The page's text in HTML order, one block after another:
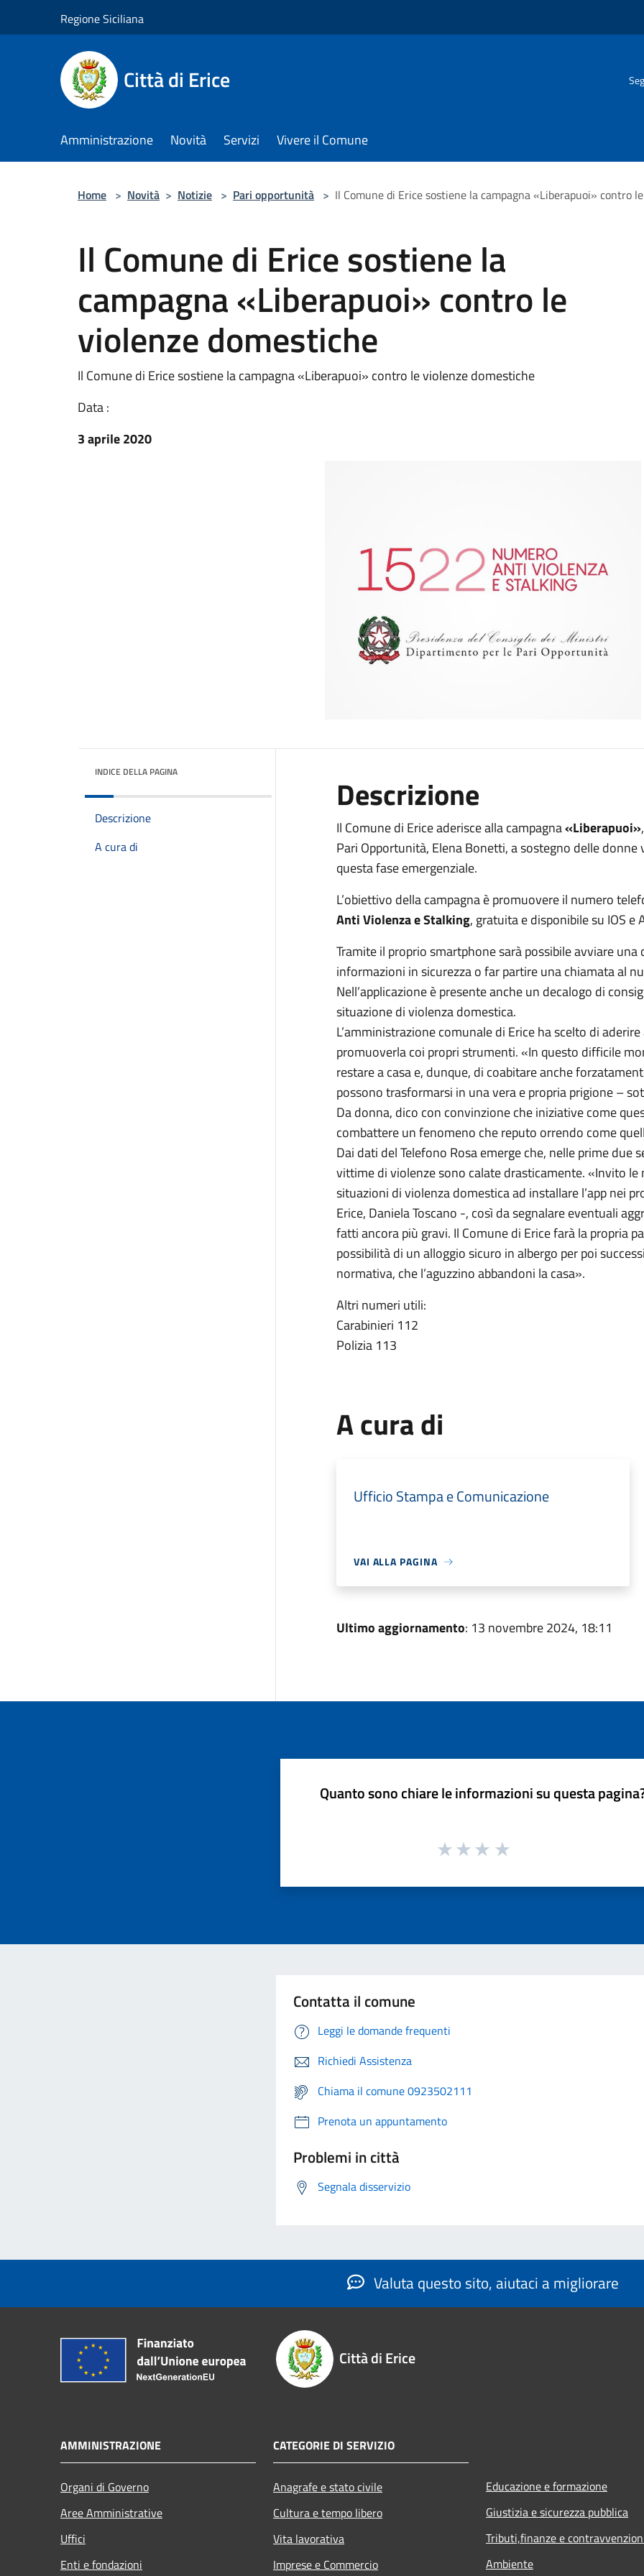
Regione Siciliana
Città di Erice
Amministrazione Novità Servizi Vivere il Comune
Home > Novità > Notizie > Pari opportunità > Il Comune di Erice sostiene la campagna «Liberapuoi» contro
Il Comune di Erice sostiene la
campagna «Liberapuoi» contro le
violenze domestiche
Il Comune di Erice sostiene la campagna «Liberapuoi» contro le violenze domestiche
Data :
3 aprile 2020
INDICE DELLA PAGINA
Descrizione
A cura di
Descrizione
Il Comune di Erice aderisce alla campagna«Liberapuoi»
Pari Opportunità, Elena Bonetti, a sostegno delle
questa fase emergenziale.
L’obiettivo della campagna è promuovere il numero
Anti Violenza e Stalking, gratuita e disponibile su IOS e
Tramite il proprio smartphone sarà possibile avviare
informazioni in sicurezza o far partire una chiamata al
Nell’applicazione è presente anche un decalogo di
situazione di violenza domestica.
L’amministrazione comunale di Erice ha scelto di
promuoverla coi propri strumenti. «In questo difficile
restare a casa e, dunque, di coabitare anche
possono trasformarsi in una vera e propria prigione –
Da donna, dico con convinzione che iniziative come
combattere un fenomeno che reputo orrendo come
Dai dati del Telefono Rosa emerge che, nelle prime
vittime di violenze sono calate drasticamente. «Invito
situazioni di violenza domestica ad installare l’app nei
Erice, Daniela Toscano -, così da segnalare eventuali
fatti ancora più gravi. Il Comune di Erice farà la propria
possibilità di un alloggio sicuro in albergo per poi
normativa, che l’aguzzino abbandoni la casa».
Altri numeri utili:
Carabinieri 112
Polizia 113
A cura di
Ufficio Stampa e Comunicazione
VAI ALLA PAGINA
Ultimo aggiornamento: 13 novembre 2024, 18:11
Quanto sono chiare le informazioni su questa
Contatta il comune
Leggi le domande frequenti
Richiedi Assistenza
Chiama il comune 0923502111
Prenota un appuntamento
Problemi in città
Segnala disservizio
Valuta questo sito, aiutaci a migliorare
Città di Erice
AMMINISTRAZIONE
Organi di Governo
Aree Amministrative
Uffici
Enti e fondazioni
CATEGORIE DI SERVIZIO
Anagrafe e stato civile
Cultura e tempo libero
Vita lavorativa
Imprese e Commercio
Educazione e formazione
Giustizia e sicurezza pubblica
Tributi,finanze e
Ambiente